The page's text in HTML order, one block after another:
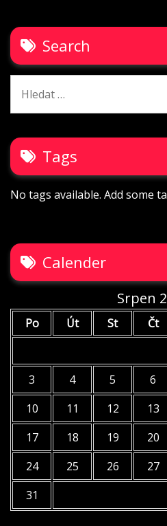
Search
Tags
No tags available. Add some
Calender
Srpen
Po Út St Čt
3
4 5 6
10
11 12 13
17
18 19 20
24
25 26 27
31